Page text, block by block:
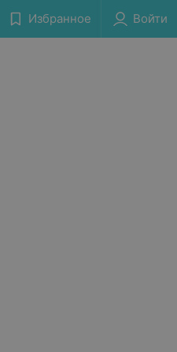
Избранное Войти